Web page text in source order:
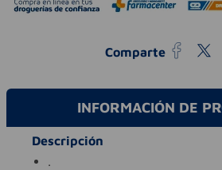
Comparte
INFORMACIÓN DE
Descripción
.